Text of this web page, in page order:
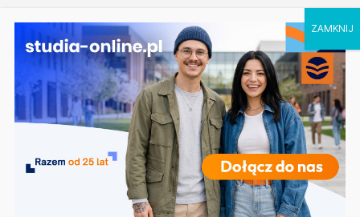
Ostatnie wpisy: Ratownictwo medyczne w Olsztynie
Logistyka w Koszalinie
Informatyka w Nysie
Filozofia w Szczecinie
Geografia w Gdańsku